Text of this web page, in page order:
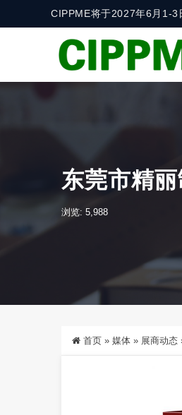
CIPPME将于2027年6月1-3
东莞市精
浏览: 5,988
首页 » 媒体 » 展商动态